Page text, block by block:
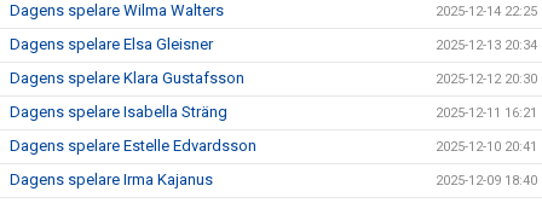
Dagens spelare Wilma Walters 2025-12-14 22:25
Dagens spelare Elsa Gleisner 2025-12-13 20:34
Dagens spelare Klara Gustafsson 2025-12-12 20:30
Dagens spelare Isabella Sträng 2025-12-11 16:21
Dagens spelare Estelle Edvardsson 2025-12-10 20:41
Dagens spelare Irma Kajanus 2025-12-09 18:40